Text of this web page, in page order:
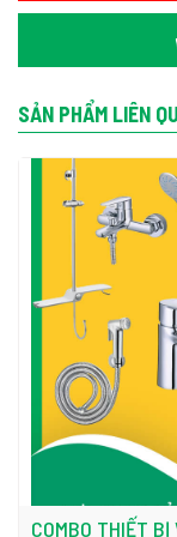
THÔNG SỐ KỸ THUẬT
Kích thước
Màu sắc
SẢN PHẨM LIÊN
COMBO THIẾT